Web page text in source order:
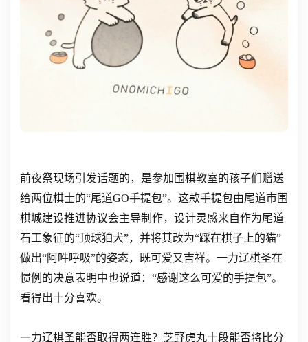
前夜祭现场引发话题的，是参加围棋教室的孩子们赠送
给两位棋士的“尾道GO手提包”。这款手提包由尾道市围
棋城建设推进协议会主导制作，设计灵感来自作为尾道
石工象征的“顶球狛犬”，并将其改为“踩在棋子上的猫”
做出“阿吽呼吸”的姿态，既可爱又吉祥。一力辽棋圣在
惯例的决意表明中也说道：“感谢这么可爱的手提包”。
看得出十分喜欢。
一力辽棋圣能否取得两连胜？芝野虎丸十段能否将比分